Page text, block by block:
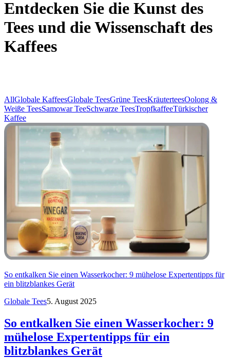
Entdecken Sie die Kunst des
Tees und die Wissenschaft des
Kaffees
AllGlobale KaffeesGlobale TeesGrüne TeesKräuterteesOolong &
Weiße TeesSamowar TeeSchwarze TeesTropfkaffeeTürkischer
Kaffee
So entkalken Sie einen Wasserkocher: 9 mühelose Expertentipps für
ein blitzblankes Gerät
Globale Tees5. August 2025
So entkalken Sie einen Wasserkocher: 9
mühelose Expertentipps für ein
blitzblankes Gerät